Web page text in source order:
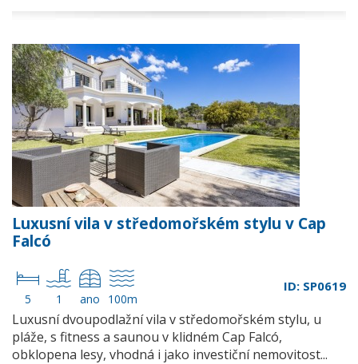
Luxusní vila v středomořském stylu v Cap
Falcó
5 1 ano 100m
ID: SP0619
Luxusní dvoupodlažní vila v středomořském stylu, u
pláže, s fitness a saunou v klidném Cap Falcó,
obklopena lesy, vhodná i jako investiční nemovitost...